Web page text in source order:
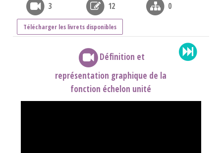
3 12 0
Télécharger les livrets disponibles
Définition et
représentation graphique de la
fonction échelon unité